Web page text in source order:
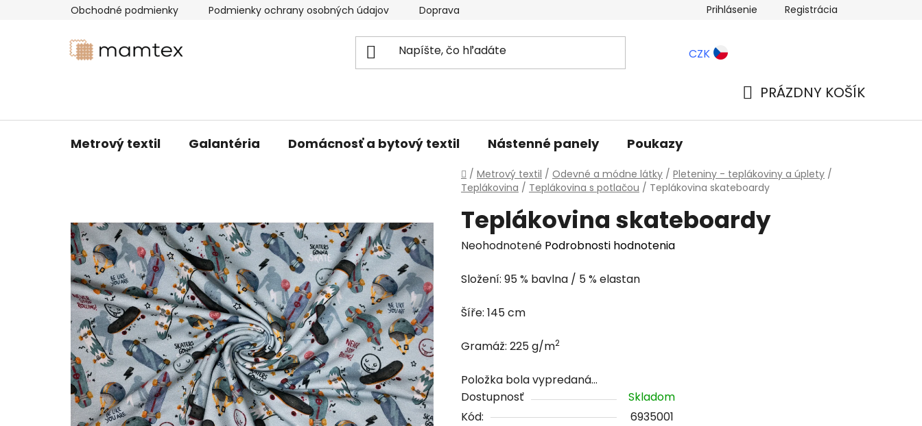
Obchodné podmienky Podmienky ochrany osobných údajov Doprava a platba Blog
Prihlásenie Registrácia
CZK
PRÁZDNY KOŠÍK
Metrový textil Galantéria Domácnosť a bytový textil Nástenné panely Poukazy
Domov
/ Metrový textil / Odevné a módne látky / Pleteniny - teplákoviny a úplety /
Teplákovina / Teplákovina s potlačou / Teplákovina skateboardy
Teplákovina skateboardy
Priemerné
produktu
0,0
hviezdičiek.
Neohodnotené Podrobnosti hodnotenia
Složení: 95 % bavlna / 5 % elastan
Šíře: 145 cm
Gramáž: 225 g/m2
Položka bola vypredaná…
Dostupnosť
Skladom
Kód:
6935001